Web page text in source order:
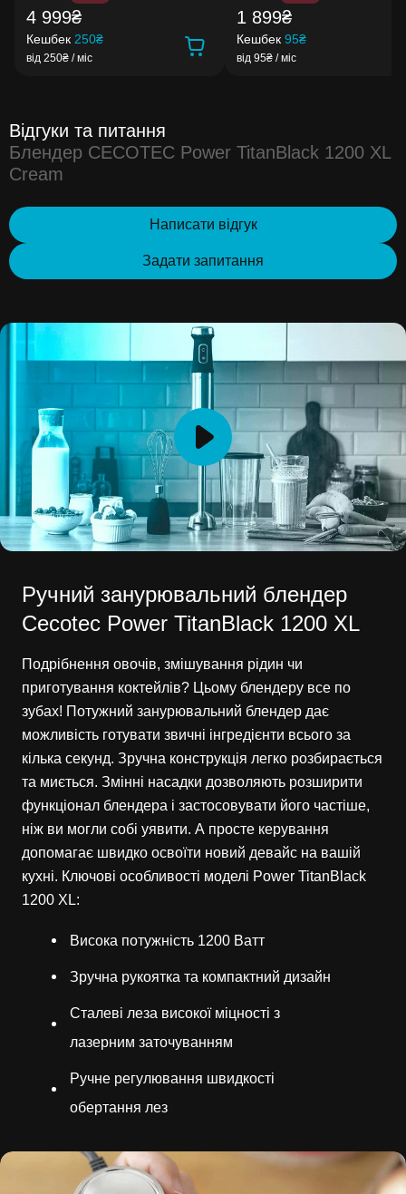
4 999₴
Кешбек 250₴
від 250₴ / міс
1 899₴
Кешбек 95₴
від 95₴ / міс
Відгуки та питання
Блендер CECOTEC Power TitanBlack 1200 XL
Cream
Написати відгук
Задати запитання
Ручний занурювальний блендер
Cecotec Power TitanBlack 1200 XL
Подрібнення овочів, змішування рідин чи
приготування коктейлів? Цьому блендеру все по
зубах! Потужний занурювальний блендер дає
можливість готувати звичні інгредієнти всього за
кілька секунд. Зручна конструкція легко розбирається
та миється. Змінні насадки дозволяють розширити
функціонал блендера і застосовувати його частіше,
ніж ви могли собі уявити. А просте керування
допомагає швидко освоїти новий девайс на вашій
кухні. Ключові особливості моделі Power TitanBlack
1200 XL:
Висока потужність 1200 Ватт
Зручна рукоятка та компактний дизайн
Сталеві леза високої міцності з
лазерним заточуванням
Ручне регулювання швидкості
обертання лез